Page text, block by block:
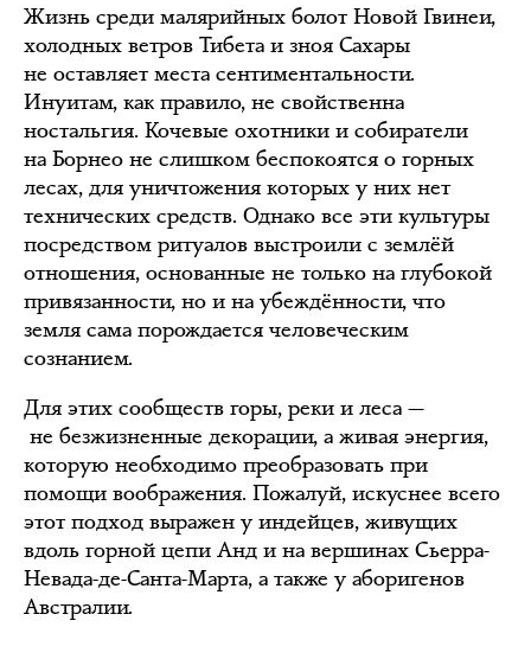
Жизнь среди малярийных болот Новой Гвинеи,
холодных ветров Тибета и зноя Сахары
не оставляет места сентиментальности.
Инуитам, как правило, не свойственна
ностальгия. Кочевые охотники и собиратели
на Борнео не слишком беспокоятся о горных
лесах, для уничтожения которых у них нет
технических средств. Однако все эти культуры
посредством ритуалов выстроили с землёй
отношения, основанные не только на глубокой
привязанности, но и на убеждённости, что
земля сама порождается человеческим
сознанием.
Для этих сообществ горы, реки и леса —
не безжизненные декорации, а живая энергия,
которую необходимо преобразовать при
помощи воображения. Пожалуй, искуснее всего
этот подход выражен у индейцев, живущих
вдоль горной цепи Анд и на вершинах Сьерра-
Невада-де-Санта-Марта, а также у аборигенов
Австралии.